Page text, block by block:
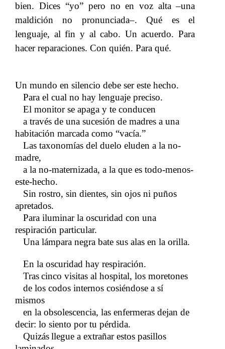
bien. Dices “yo” pero no en voz alta ​​–una
maldición no pronunciada–. Qué es el
lenguaje, al fin y al cabo. Un acuerdo. Para
hacer reparaciones. Con quién. Para qué.
Un mundo en silencio debe ser este hecho.
Para el cual no hay lenguaje preciso.
El monitor se apaga y te conducen
a través de una sucesión de madres a una
habitación marcada como “vacía.”
Las taxonomías del duelo eluden a la no-
madre,
a la no-maternizada, a la que es todo-menos-
este-hecho.
Sin rostro, sin dientes, sin ojos ni puños
apretados.
Para iluminar la oscuridad con una
respiración particular.
Una lámpara negra bate sus alas en la orilla.
En la oscuridad hay respiración.
Trascinco visitas al hospital, los moretones
de los codos internos cosiéndose a sí
mismos
en la obsolescencia, las enfermeras dejan de
decir: lo siento por tu pérdida.
Quizásllegue a extrañar estos pasillos